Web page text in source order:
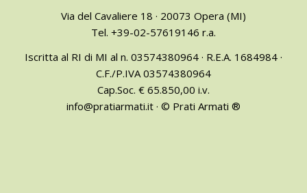
Via del Cavaliere 18 · 20073 Opera (MI)
Tel. +39-02-57619146 r.a.
Iscritta al RI di MI al n. 03574380964 · R.E.A. 1684984 ·
C.F./P.IVA 03574380964
Cap.Soc. € 65.850,00 i.v.
info@pratiarmati.it · © Prati Armati ®